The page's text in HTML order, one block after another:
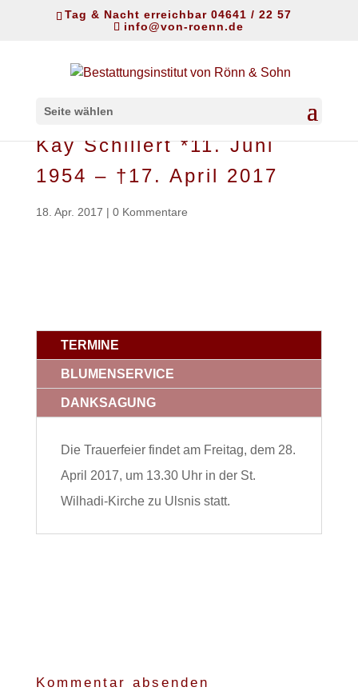
Tag & Nacht erreichbar 04641 / 22 57
info@von-roenn.de
Seite wählen
Kay Schillert *11. Juni
1954 – †17. April 2017
18. Apr. 2017 | 0 Kommentare
TERMINE
BLUMENSERVICE
DANKSAGUNG
Die Trauerfeier findet am Freitag, dem 28.
April 2017, um 13.30 Uhr in der St.
Wilhadi-Kirche zu Ulsnis statt.
Kommentar absenden